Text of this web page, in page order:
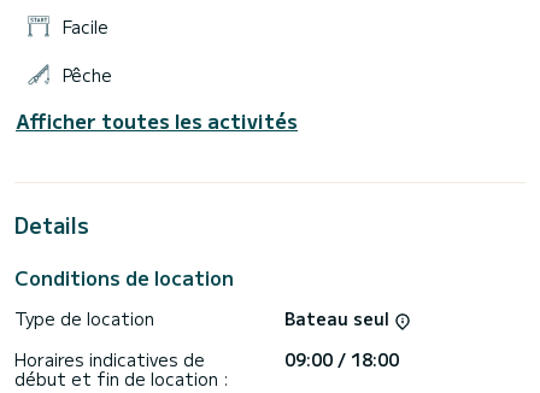
Facile
Pêche
Afficher toutes les activités
Details
Conditions de location
Type de location
Bateau seul
Horaires indicatives de
début et fin de location :
09:00 / 18:00